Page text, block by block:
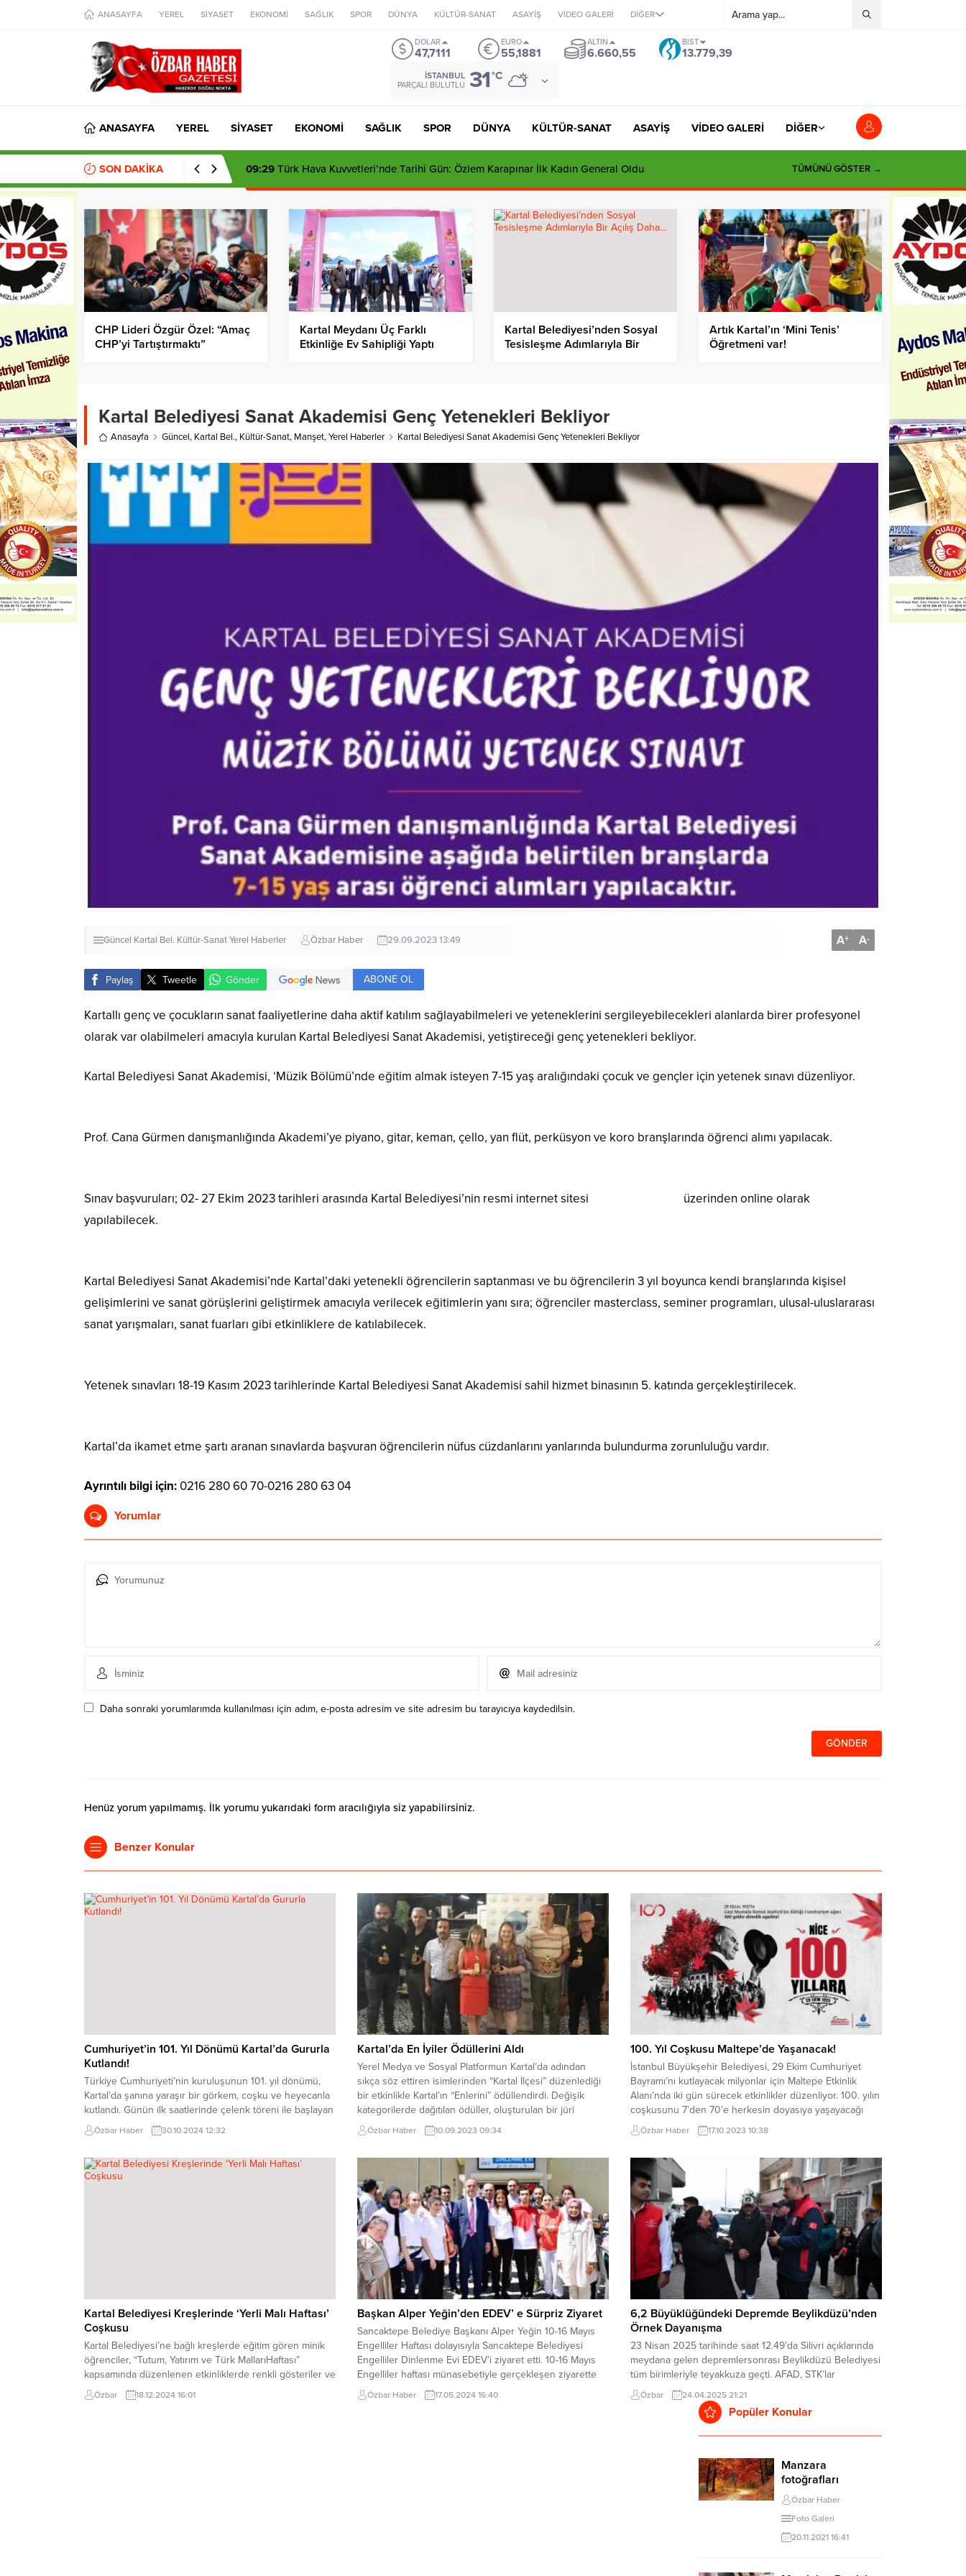
ANASAYFA YEREL SİYASET EKONOMİ SAĞLIK SPOR DÜNYA KÜLTÜR-SANAT ASAYİŞ VİDEO GALERİ DİĞER
DOLAR
47,7111
EURO
55,1881
ALTIN
6.660,55
BIST
13.779,39
İSTANBUL
PARÇALI BULUTLU 31°C
ANASAYFA YEREL SİYASET EKONOMİ SAĞLIK SPOR DÜNYA KÜLTÜR-SANAT ASAYİŞ VİDEO GALERİ DİĞER
SON DAKİKA 09:29 Türk Hava Kuvvetleri’nde Tarihi Gün: Özlem Karapınar İlk Kadın General Oldu TÜMÜNÜ GÖSTER →
CHP Lideri Özgür Özel: “Amaç
CHP’yi Tartıştırmaktı”
Kartal Meydanı Üç Farklı
Etkinliğe Ev Sahipliği Yaptı
Kartal Belediyesi’nden Sosyal
Tesisleşme Adımlarıyla Bir
Artık Kartal’ın ‘Mini Tenis’
Öğretmeni var!
Kartal Belediyesi Sanat Akademisi Genç Yetenekleri Bekliyor
Anasayfa Güncel, Kartal Bel., Kültür-Sanat, Manşet,Yerel Haberler Kartal Belediyesi Sanat Akademisi Genç Yetenekleri Bekliyor
Güncel Kartal Bel. Kültür-SanatYerel Haberler Özbar Haber 29.09.2023 13:49 A+ A-
Paylaş Tweetle Gönder ABONE OL
Kartallı genç ve çocukların sanat faaliyetlerine daha aktif katılım sağlayabilmeleri ve yeteneklerini sergileyebilecekleri alanlarda birer profesyonel
olarak var olabilmeleri amacıyla kurulan Kartal Belediyesi Sanat Akademisi, yetiştireceği genç yetenekleri bekliyor.
Kartal Belediyesi Sanat Akademisi, ‘Müzik Bölümü’nde eğitim almak isteyen 7-15 yaş aralığındaki çocuk ve gençler için yetenek sınavı düzenliyor.
Prof. Cana Gürmen danışmanlığında Akademi’ye piyano, gitar, keman, çello, yan flüt, perküsyon ve koro branşlarında öğrenci alımı yapılacak.
Sınav başvuruları; 02- 27 Ekim 2023 tarihleri arasında Kartal Belediyesi’nin resmi internet sitesi
üzerinden online olarak
yapılabilecek.
Kartal Belediyesi Sanat Akademisi’nde Kartal’daki yetenekli öğrencilerin saptanması ve bu öğrencilerin 3 yıl boyunca kendi branşlarında kişisel
gelişimlerini ve sanat görüşlerini geliştirmek amacıyla verilecek eğitimlerin yanı sıra; öğrenciler masterclass, seminer programları, ulusal-uluslararası
sanat yarışmaları, sanat fuarları gibi etkinliklere de katılabilecek.
Yetenek sınavları 18-19 Kasım 2023 tarihlerinde Kartal Belediyesi Sanat Akademisi sahil hizmet binasının 5. katında gerçekleştirilecek.
Kartal’da ikamet etme şartı aranan sınavlarda başvuran öğrencilerin nüfus cüzdanlarını yanlarında bulundurma zorunluluğu vardır.
Ayrıntılı bilgi için: 0216 280 60 70-0216 280 63 04
Yorumlar
Daha sonraki yorumlarımda kullanılması için adım, e-posta adresim ve site adresim bu tarayıcıya kaydedilsin.
Henüz yorum yapılmamış. İlk yorumu yukarıdaki form aracılığıyla siz yapabilirsiniz.
Benzer Konular
Cumhuriyet’in 101. Yıl Dönümü Kartal’da Gururla
Kutlandı!
Türkiye Cumhuriyeti’nin kuruluşunun 101. yıl dönümü,
Kartal’da şanına yaraşır bir görkem, coşku ve heyecanla
kutlandı. Günün ilk saatlerinde çelenk töreni ile başlayan
kutlamalar, stadyumda yapılan geçit töreni ile devam etti.
Akşam yapılan Fener Alayı ve yürüyüşün ardından ünlü
Töreni İle Başladı 29...
Özbar Haber 30.10.2024 12:32
Kartal’da En İyiler Ödüllerini Aldı
Yerel Medya ve Sosyal Platformun Kartal’da adından
sıkça söz ettiren isimlerinden “Kartal İlçesi” düzenlediği
bir etkinlikle Kartal’ın “Enlerini” ödüllendirdi. Değişik
kategorilerde dağıtılan ödüller, oluşturulan bir jüri
tarafından son derece titiz bir çalışma ile tespit edilen
isimlere teslim edilirken, konusunda başarılı olan ve
Özbar Haber 10.09.2023 09:34
100. Yıl Coşkusu Maltepe’de Yaşanacak!
İstanbul Büyükşehir Belediyesi, 29 Ekim Cumhuriyet
Bayramı’nı kutlayacak milyonlar için Maltepe Etkinlik
Alanı’nda iki gün sürecek etkinlikler düzenliyor. 100. yılın
coşkusunu 7’den 70’e herkesin doyasıya yaşayacağı
etkinliklerin birinci günü 28 Ekim Cumartesi; Gazapizm,
Melike Şahin, Madrigal, Ozbi, Selçuk Balcı, Nova Norda
Özbar Haber 17.10.2023 10:38
Kartal Belediyesi Kreşlerinde ‘Yerli Malı Haftası’
Coşkusu
Kartal Belediyesi’ne bağlı kreşlerde eğitim gören minik
öğrenciler, “Tutum, Yatırım ve Türk MallarıHaftası”
kapsamında düzenlenen etkinliklerde renkli gösteriler ve
eğlenceli aktivitelerle Yerli MalıHaftası’nı coşkuyla
kutladı.Minik öğrencilerden folklor gösterisi12-18 Aralık
Özbar 18.12.2024 16:01
Başkan Alper Yeğin’den EDEV’ e Sürpriz Ziyaret
Sancaktepe Belediye Başkanı Alper Yeğin 10-16 Mayıs
Engelliler Haftası dolayısıyla Sancaktepe Belediyesi
Engelliler Dinlenme Evi EDEV’i ziyaret etti. 10-16 Mayıs
Engelliler haftası münasebetiyle gerçekleşen ziyarette
Başkan Yeğin, Müzik ve dans eğitimi alan engelli
vatandaşlarla birlikte şarkı söyleyerek renkli görüntüler
Özbar Haber 17.05.2024 16:40
6,2 Büyüklüğündeki Depremde Beylikdüzü’nden
Örnek Dayanışma
23 Nisan 2025 tarihinde saat 12.49’da Silivri açıklarında
meydana gelen depremlersonrası Beylikdüzü Belediyesi
tüm birimleriyle teyakkuza geçti. AFAD, STK’lar
veBeylikdüzü Kaymakamlığı ile birlikte kriz masası
oluşturarak koordineli bir şekildehareket eden Belediye,
sıcak çorba ve yemek ikramından, barınma alanı
Özbar 24.04.2025 21:21
Popüler Konular
Manzara
fotoğrafları
Özbar Haber
Foto Galeri
20.11.2021 16:41